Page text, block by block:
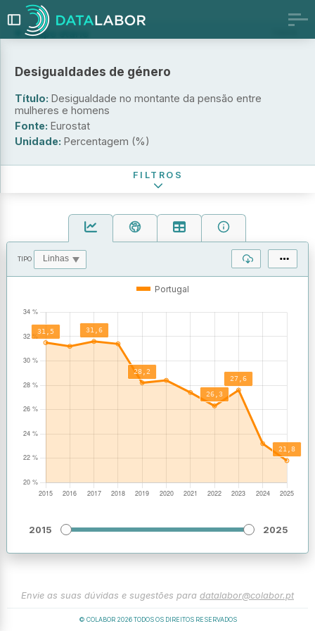
TIPO
Portugal
2015 2025
Envie as suas dúvidas e sugestões para datalabor@colabor.pt
© COLABOR 2026TODOS OS DIREITOS RESERVADOS
Desigualdades de género
Título: Desigualdade no montante da pensão entre
mulheres e homens
Fonte: Eurostat
Unidade: Percentagem (%)
Grupo etário
65 - 74 anos
65 - 79 anos
Território
FILTROS